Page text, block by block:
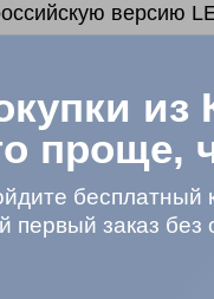
версию
других
решения в 2022
возврата, ни
выходят в
на прилавки
с
проще,
бесплатный
первый заказ без